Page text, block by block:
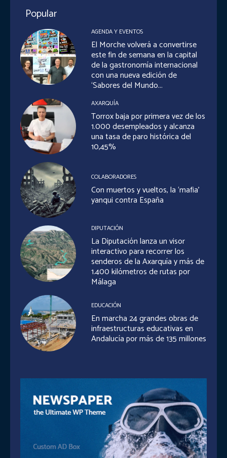
Popular
AGENDA Y EVENTOS
El Morche volverá a convertirse
este fin de semana en la capital
de la gastronomía internacional
con una nueva edición de
‘Sabores del Mundo...
AXARQUÍA
Torrox baja por primera vez de los
1.000 desempleados y alcanza
una tasa de paro histórica del
10,45%
COLABORADORES
Con muertos y vueltos, la ‘mafia’
yanqui contra España
DIPUTACIÓN
La Diputación lanza un visor
interactivo para recorrer los
senderos de la Axarquía y más de
1.400 kilómetros de rutas por
Málaga
EDUCACIÓN
En marcha 24 grandes obras de
infraestructuras educativas en
Andalucía por más de 135 millones